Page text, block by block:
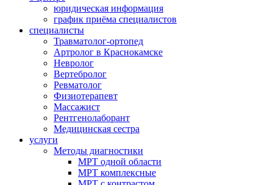
юридическая информация
график приёма специалистов
специалисты
Травматолог-ортопед
Артролог в Краснокамске
Невролог
Вертебролог
Ревматолог
Физиотерапевт
Массажист
Рентгенолаборант
Медицинская сестра
услуги
Методы диагностики
МРТ одной области
МРТ комплексные